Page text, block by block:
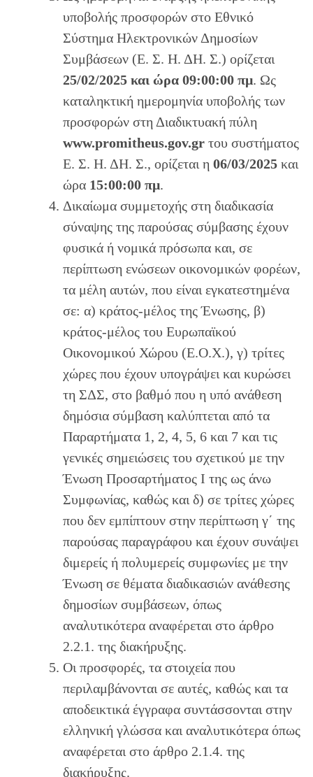
υποβολής προσφορών στο Εθνικό
Σύστημα Ηλεκτρονικών Δημοσίων
Συμβάσεων (Ε. Σ. Η. ΔΗ. Σ.) ορίζεται
25/02/2025 και ώρα 09:00:00 πμ. Ως
καταληκτική ημερομηνία υποβολής των
προσφορών στη Διαδικτυακή πύλη
www.promitheus.gov.gr του συστήματος
Ε. Σ. Η. ΔΗ. Σ., ορίζεται η 06/03/2025 και
ώρα 15:00:00 πμ.
Δικαίωμα συμμετοχής στη διαδικασία
σύναψης της παρούσας σύμβασης έχουν
φυσικά ή νομικά πρόσωπα και, σε
περίπτωση ενώσεων οικονομικών φορέων,
τα μέλη αυτών, που είναι εγκατεστημένα
σε: α) κράτος-μέλος της Ένωσης, β)
κράτος-μέλος του Ευρωπαϊκού
Οικονομικού Χώρου (Ε.Ο.Χ.), γ) τρίτες
χώρες που έχουν υπογράψει και κυρώσει
τη ΣΔΣ, στο βαθμό που η υπό ανάθεση
δημόσια σύμβαση καλύπτεται από τα
Παραρτήματα 1, 2, 4, 5, 6 και 7 και τις
γενικές σημειώσεις του σχετικού με την
Ένωση Προσαρτήματος I της ως άνω
Συμφωνίας, καθώς και δ) σε τρίτες χώρες
που δεν εμπίπτουν στην περίπτωση γ΄ της
παρούσας παραγράφου και έχουν συνάψει
διμερείς ή πολυμερείς συμφωνίες με την
Ένωση σε θέματα διαδικασιών ανάθεσης
δημοσίων συμβάσεων, όπως
αναλυτικότερα αναφέρεται στο άρθρο
2.2.1. της διακήρυξης.
Οι προσφορές, τα στοιχεία που
περιλαμβάνονται σε αυτές, καθώς και τα
αποδεικτικά έγγραφα συντάσσονται στην
ελληνική γλώσσα και αναλυτικότερα όπως
αναφέρεται στο άρθρο 2.1.4. της
διακήρυξης.